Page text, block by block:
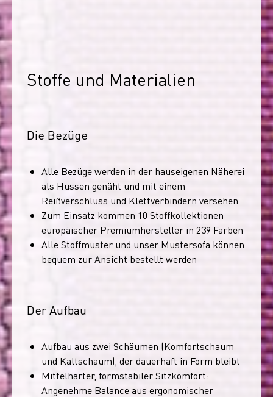
Stoffe und Materialien
Die Bezüge
Alle Bezüge werden in der hauseigenen Näherei
als Hussen genäht und mit einem
Reißverschluss und Klettverbindern versehen
Zum Einsatz kommen 10 Stoffkollektionen
europäischer Premiumhersteller in 239 Farben
Alle Stoffmuster und unser Mustersofa können
bequem zur Ansicht bestellt werden
Der Aufbau
Aufbau aus zwei Schäumen (Komfortschaum
und Kaltschaum), der dauerhaft in Form bleibt
Mittelharter, formstabiler Sitzkomfort:
Angenehme Balance aus ergonomischer